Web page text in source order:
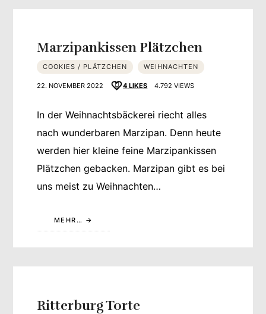
Marzipankissen Plätzchen
COOKIES / PLÄTZCHEN WEIHNACHTEN
22. NOVEMBER 2022 4 LIKES 4.792 VIEWS
In der Weihnachtsbäckerei riecht alles
nach wunderbaren Marzipan. Denn heute
werden hier kleine feine Marzipankissen
Plätzchen gebacken. Marzipan gibt es bei
uns meist zu Weihnachten…
MEHR…
Ritterburg Torte